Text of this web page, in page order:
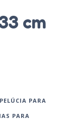
cm
PELÚCIA PARA
PARA